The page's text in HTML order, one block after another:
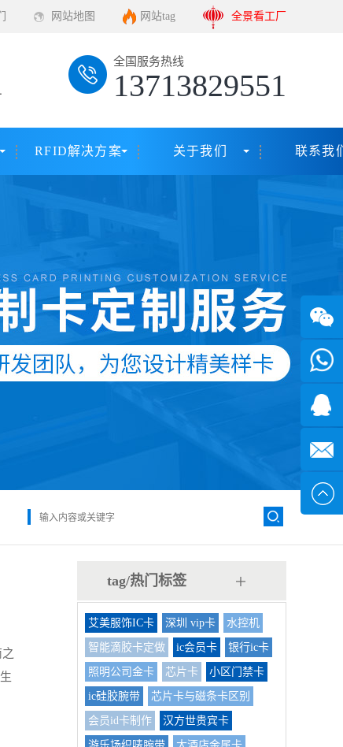
网站地图 网站tag 全景看工厂
全国服务热线
13713829551
RFID解决方案 关于我们 联系我
tag/热门标签
艾美服饰IC卡 深圳 vip卡 水控机
智能滴胶卡定做 ic会员卡 银行ic卡
照明公司金卡 芯片卡 小区门禁卡
ic硅胶腕带 芯片卡与磁条卡区别
会员id卡制作 汉方世贵宾卡
微信
7*24小
时